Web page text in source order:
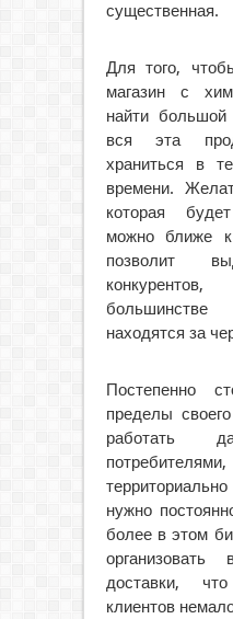
существенная.
Для того,
магазин с
найти
вся эта
храниться в
времени.
которая
можно ближе
позволит
находятся за
Постепенно
пределы
работать
нужно
более в этом
организовать
доставки,
клиентов